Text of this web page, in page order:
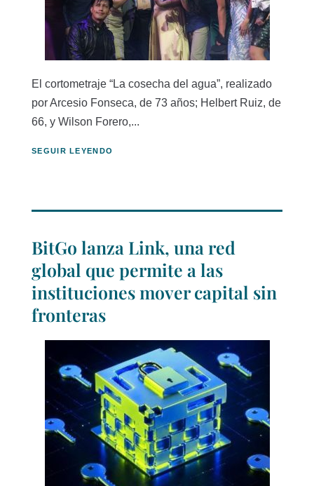
El cortometraje “La cosecha del agua”, realizado
por Arcesio Fonseca, de 73 años; Helbert Ruiz, de
66, y Wilson Forero,...
SEGUIR LEYENDO
BitGo lanza Link, una red
global que permite a las
instituciones mover capital sin
fronteras